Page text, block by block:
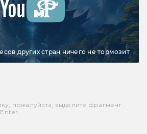
других стран ничего не тормозит
пожалуйста, выделите фрагмент